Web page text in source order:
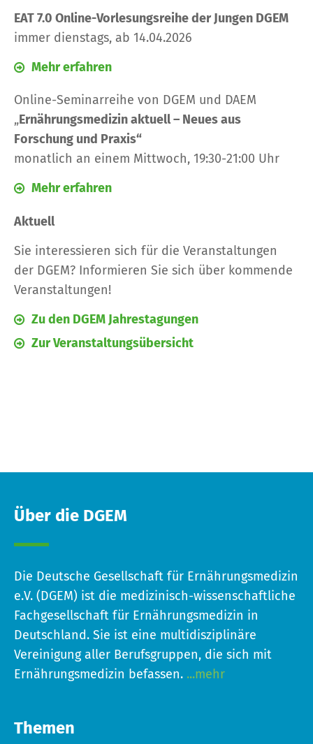
EAT 7.0 Online-Vorlesungsreihe der Jungen DGEM
immer dienstags, ab 14.04.2026
Mehr erfahren
Online-Seminarreihe von DGEM und DAEM
„ Ernährungsmedizin aktuell – Neues aus
Forschung und Praxis“
monatlich an einem Mittwoch, 19:30-21:00 Uhr
Mehr erfahren
Aktuell
Sie interessieren sich für die Veranstaltungen
der DGEM? Informieren Sie sich über kommende
Veranstaltungen!
Zu den DGEM Jahrestagungen
Zur Veranstaltungsübersicht
Über die DGEM
Die Deutsche Gesellschaft für Ernährungsmedizin
e.V. (DGEM) ist die medizinisch-wissenschaftliche
Fachgesellschaft für Ernährungsmedizin in
Deutschland. Sie ist eine multidisziplinäre
Vereinigung aller Berufsgruppen, die sich mit
Ernährungsmedizin befassen. ...mehr
Themen